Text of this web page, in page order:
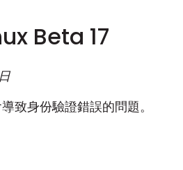
Beta 17
致身份驗證錯誤的問題。